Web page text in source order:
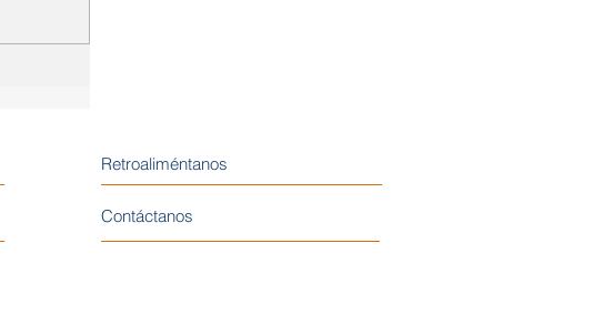
Retroaliméntanos
Contáctanos